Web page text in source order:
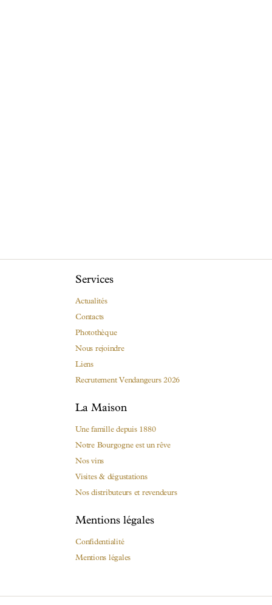
Services
Actualités
Contacts
Photothèque
Nous rejoindre
Liens
Recrutement Vendangeurs 2026
La Maison
Une famille depuis 1880
Notre Bourgogne est un rêve
Nos vins
Visites & dégustations
Nos distributeurs et revendeurs
Mentions légales
Confidentialité
Mentions légales